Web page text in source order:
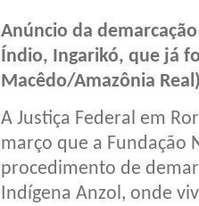
Anúncio da
Índio, Ingarikó, que já
Macêdo/Amazônia
A Justiça Federal em
março que a Fundação
procedimento de
Indígena Anzol, onde